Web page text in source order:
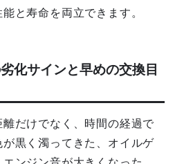
と寿命を両立できます。
化サインと早めの交換目
だけでなく、時間の経過で
黒く濁ってきた、オイルゲ